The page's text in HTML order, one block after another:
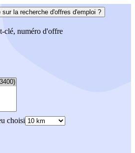
sur la recherche d'offres d'emploi ?
clé, numéro d'offre
choisi